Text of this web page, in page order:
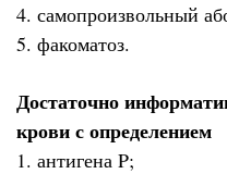
4. самопроизвольный
5. факоматоз.
Достаточно
крови с определением
1. антигена P;